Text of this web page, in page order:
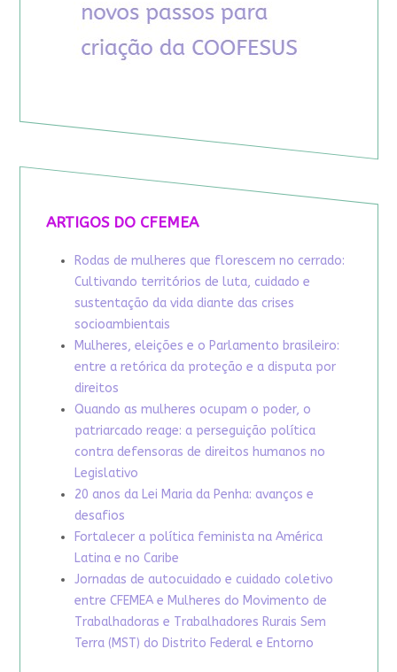
ARTIGOS DO CFEMEA
Rodas de mulheres que florescem no cerrado:
Cultivando territórios de luta, cuidado e
sustentação da vida diante das crises
socioambientais
Mulheres, eleições e o Parlamento brasileiro:
entre a retórica da proteção e a disputa por
direitos
Quando as mulheres ocupam o poder, o
patriarcado reage: a perseguição política
contra defensoras de direitos humanos no
Legislativo
20 anos da Lei Maria da Penha: avanços e
desafios
Fortalecer a política feminista na América
Latina e no Caribe
Jornadas de autocuidado e cuidado coletivo
entre CFEMEA e Mulheres do Movimento de
Trabalhadoras e Trabalhadores Rurais Sem
Terra (MST) do Distrito Federal e Entorno